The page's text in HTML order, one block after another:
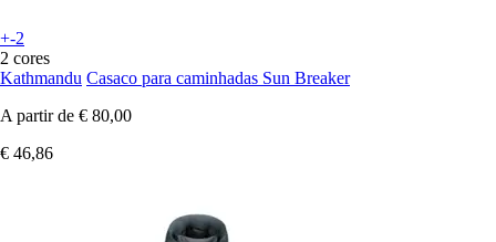
+-2
2 cores
Kathmandu Casaco para caminhadas Sun Breaker
A partir de € 80,00
€ 46,86